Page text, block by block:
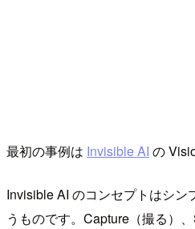
最初の事例は Invisible AI の
Invisible AI のコンセプトはシ
うものです。Capture（撮る）